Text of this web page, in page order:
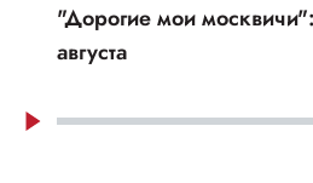
"Дорогие мои
августа